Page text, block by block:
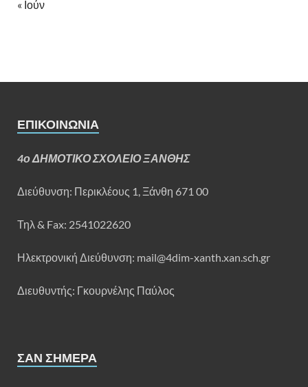
« Ιούν
ΕΠΙΚΟΙΝΩΝΊΑ
4ο ΔΗΜΟΤΙΚΟ ΣΧΟΛΕΙΟ ΞΑΝΘΗΣ
Διεύθυνση: Περικλέους 1, Ξάνθη 671 00
Τηλ & Fax: 2541022620
Ηλεκτρονική Διεύθυνση: mail@4dim-xanth.xan.sch.gr
Διευθυντής: Γκουρνέλης Παύλος
ΣΑΝ ΣΉΜΕΡΑ